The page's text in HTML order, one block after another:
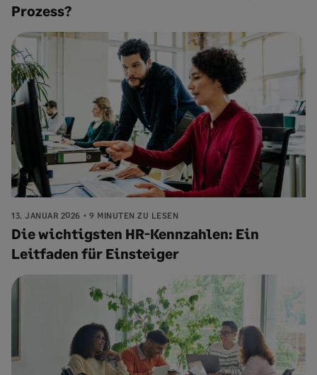
Prozess?
13. JANUAR 2026 9 MINUTEN ZU LESEN
Die wichtigsten HR-Kennzahlen: Ein
Leitfaden für Einsteiger